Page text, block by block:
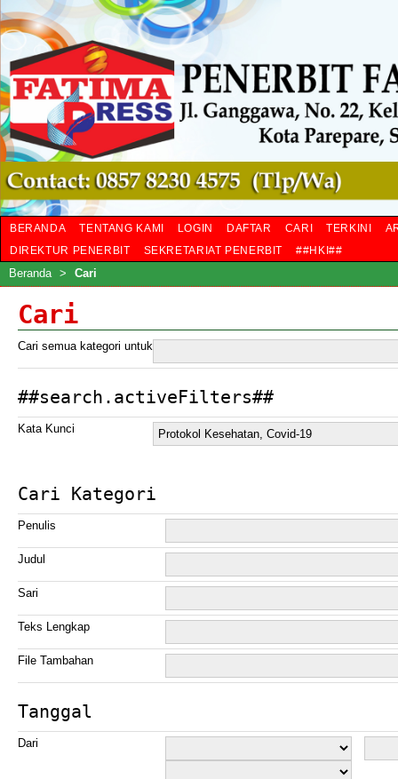
BERANDA TENTANG KAMI LOGIN DAFTAR CARI TERKINI
DIREKTUR PENERBIT
SEKRETARIAT PENERBIT ##HKI##
Beranda > Cari
Cari
Cari semua kategori untuk
##search.activeFilters##
Kata Kunci
Cari Kategori
Penulis
Judul
Sari
Teks Lengkap
File Tambahan
Tanggal
Dari